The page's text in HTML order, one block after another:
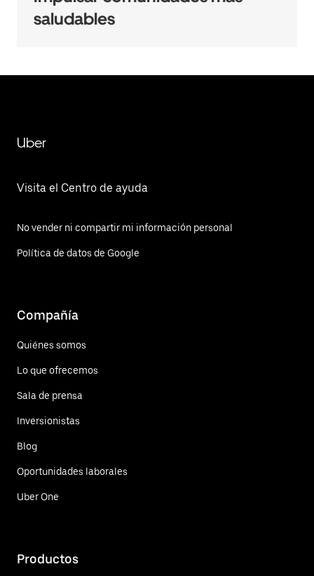
saludables
Uber
Visita el Centro de ayuda
No vender ni compartir mi información personal
Política de datos de Google
Compañía
Quiénes somos
Lo que ofrecemos
Sala de prensa
Inversionistas
Blog
Oportunidades laborales
Uber One
Productos